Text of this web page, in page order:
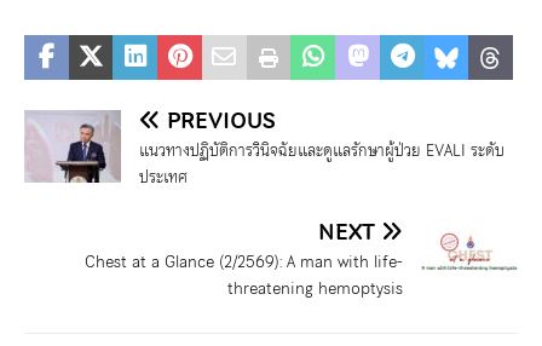
PREVIOUS
แนวทางปฏิบัติการวินิจฉัยและดูแลรักษาผู้ป่วย EVALI ระดับ
ประเทศ
NEXT
Chest at a Glance (2/2569): A man with life-
threatening hemoptysis